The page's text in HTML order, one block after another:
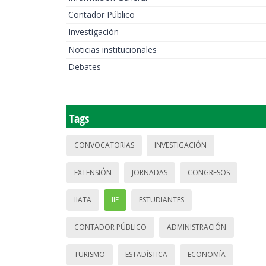
Contador Público
Investigación
Noticias institucionales
Debates
Tags
CONVOCATORIAS INVESTIGACIÓN
EXTENSIÓN JORNADAS CONGRESOS
IIATA IIE ESTUDIANTES
CONTADOR PÚBLICO ADMINISTRACIÓN
TURISMO ESTADÍSTICA ECONOMÍA